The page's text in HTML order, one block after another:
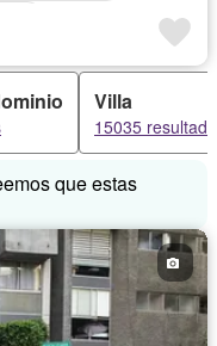
Villa
15035
que estas